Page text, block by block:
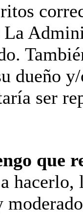
dueño
ser
que